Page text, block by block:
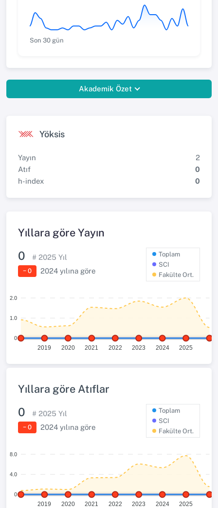
Son 30 gün
Akademik Özet
Yöksis
Yayın
2
Atıf
0
h-index
0
Yıllara göre Yayın
0 # 2025 Yıl
− 0 2024 yılına göre
Toplam
SCI
Fakülte Ort.
2.0
1.0
0
2019 2020 2021 2022 2023 2024 2025
Yıllara göre Atıflar
0 # 2025 Yıl
− 0 2024 yılına göre
Toplam
SCI
Fakülte Ort.
8.0
4.0
0
2019 2020 2021 2022 2023 2024 2025